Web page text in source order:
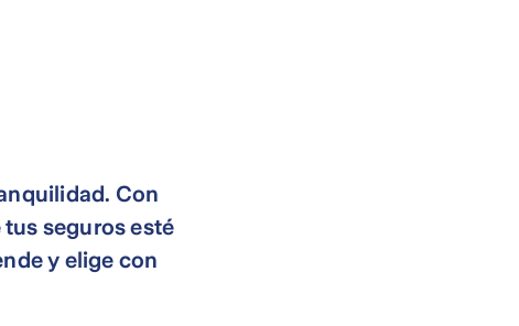
Con
seguros esté
y elige con